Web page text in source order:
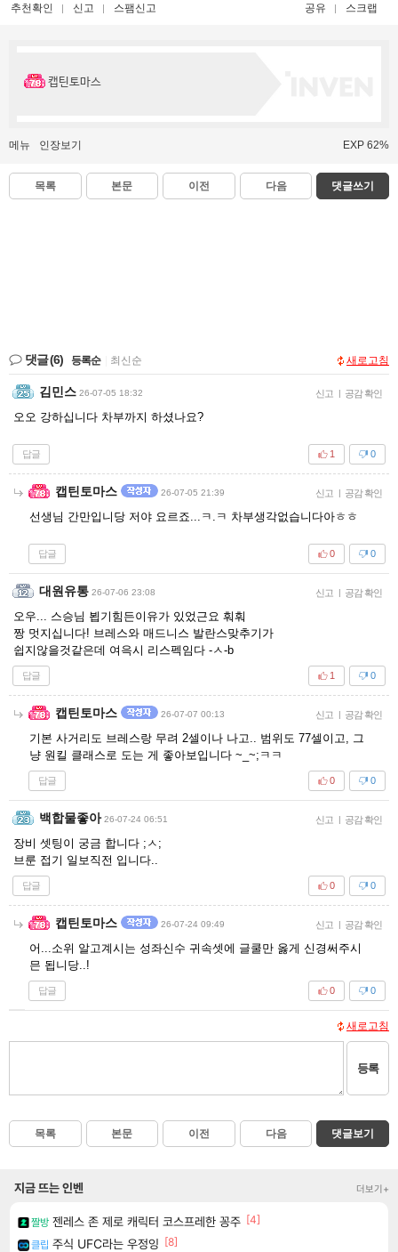
추천확인 신고 스팸신고 공유 스크랩
캡틴토마스
메뉴 인장보기 EXP 62%
목록 본문 이전 다음 댓글쓰기
댓글(6) 등록순 최신순 새로고침
김민스 26-07-05 18:32 신고 | 공감 확인
오오 강하십니다 차부까지 하셨나요?
답글 0
1
캡틴토마스 26-07-05 21:39 신고 | 공감 확인
선생님 간만입니당 저야 요르죠...ㅋ.ㅋ 차부생각없습니다아ㅎㅎ
답글 0
0
대원유통 26-07-06 23:08 신고 | 공감 확인
오우... 스승님 뵙기힘든이유가 있었근요 훠훠
짱 멋지십니다! 브레스와 매드니스 발란스맞추기가
쉽지않을것같은데 여윽시 리스펙임다 -ㅅ-b
답글 0
1
캡틴토마스 26-07-07 00:13 신고 | 공감 확인
기본 사거리도 브레스랑 무려 2셀이나 나고.. 범위도 77셀이고, 그
냥 원킬 클래스로 도는 게 좋아보입니다 ~_~;ㅋㅋ
답글 0
0
백합물좋아 26-07-24 06:51 신고 | 공감 확인
장비 셋팅이 궁금 합니다 ;ㅅ;
브룬 접기 일보직전 입니다..
답글 0
0
캡틴토마스 26-07-24 09:49 신고 | 공감 확인
어...소위 알고계시는 성좌신수 귀속셋에 글쿨만 옳게 신경써주시
믄 됩니당..!
답글 0
0
새로고침
등록
목록 본문 이전 다음 댓글보기
지금 뜨는 인벤 더보기+
짤방 젠레스 존 제로 캐릭터 코스프레한 꽁주 [4]
클립 주식 UFC라는 우정잉 [8]